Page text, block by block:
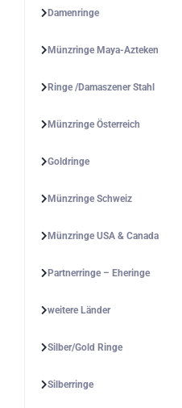
Damenringe
Münzringe Maya-Azteken
Ringe /Damaszener Stahl
Münzringe Österreich
Goldringe
Münzringe Schweiz
Münzringe USA & Canada
Partnerringe – Eheringe
weitere Länder
Silber/Gold Ringe
Silberringe